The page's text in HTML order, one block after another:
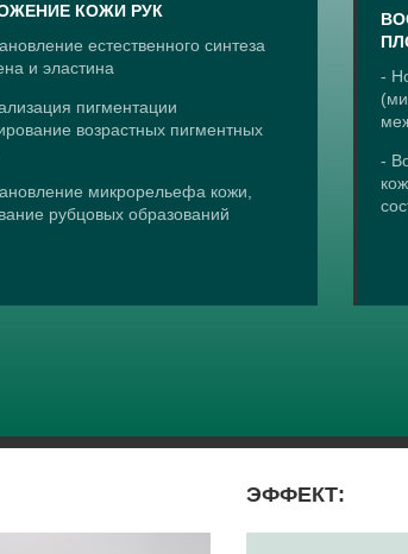
КОЖИ РУК
естественного синтеза
и эластина
пигментации
возрастных пигментных
микрорельефа кожи,
рубцовых образований
-
-
ЭФФЕКТ: